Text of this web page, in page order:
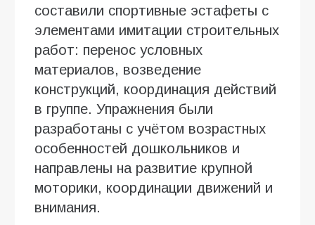
составили спортивные эстафеты с
элементами имитации строительных
работ: перенос условных
материалов, возведение
конструкций, координация действий
в группе. Упражнения были
разработаны с учётом возрастных
особенностей дошкольников и
направлены на развитие крупной
моторики, координации движений и
внимания.